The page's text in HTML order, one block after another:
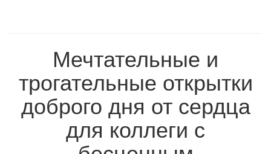
Мечтательные и
трогательные открытки
доброго дня от сердца
для коллеги с